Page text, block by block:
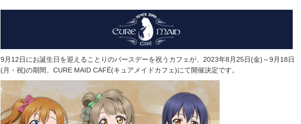
9月12日にお誕生日を迎えることりのバースデーを祝うカフェが、2023年8月25日(金)～9月18日
(月・祝)の期間、CURE MAID CAFÉ(キュアメイドカフェ)にて開催決定です。